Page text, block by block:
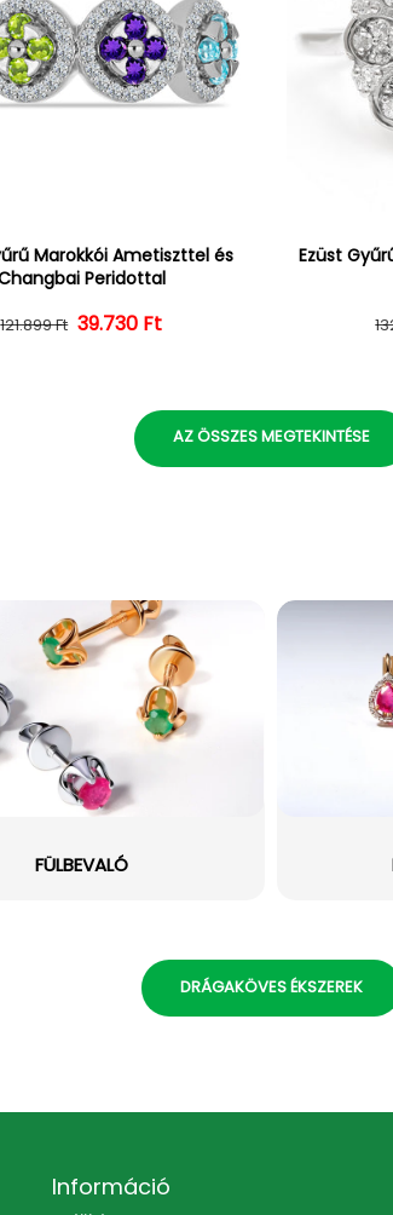
Marokkói Ametiszttel és
Peridottal
Normál ár
121.899 Ft Kedvezményes ár
39.730 Ft
Ezüst
AZ ÖSSZES MEGTEKINTÉSE
FÜLBEVALÓ
DRÁGAKÖVES ÉKSZEREK
Információ